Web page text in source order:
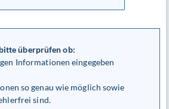
überprüfen ob:
Informationen eingegeben
so genau wie möglich sowie
sind.